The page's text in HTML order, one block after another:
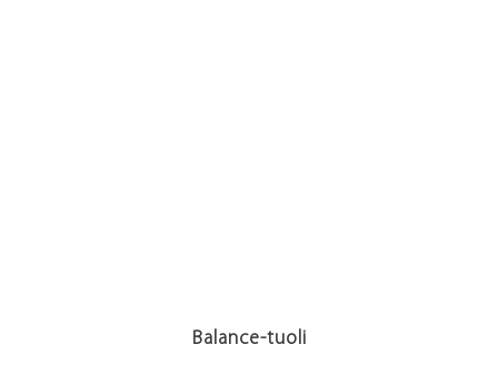
Balance-tuoli